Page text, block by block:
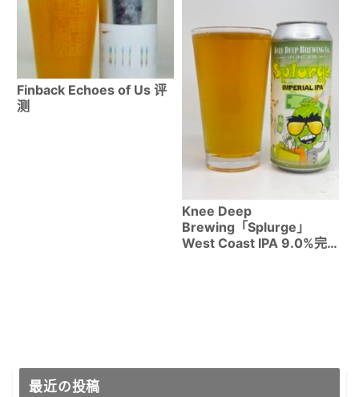
Finback Echoes of Us 评
测
Knee Deep
Brewing「Splurge」
West Coast IPA 9.0%完
最近の投稿